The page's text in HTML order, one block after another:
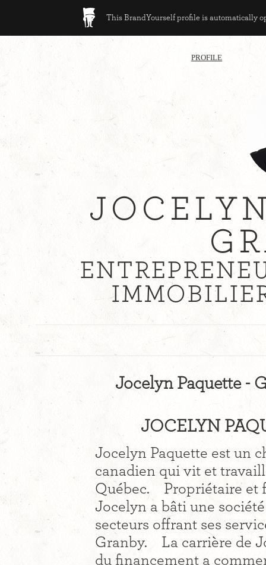
This BrandYourself profile is automatically
PROFILE
Jocelyn Paquette -
JOCELYN
Jocelyn Paquette est un
canadien qui vit et
Québec. Propriétaire et
Jocelyn a bâti une
secteurs offrant ses
Granby. La carrière de
du financement a